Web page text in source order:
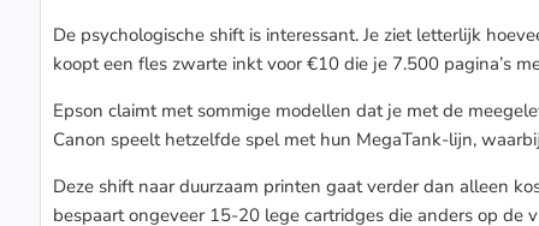
De psychologische shift is interessant. Je ziet letterlijk
koopt een fles zwarte inkt voor €10 die je 7.500 pagina’s
Epson claimt met sommige modellen dat je met de
Canon speelt hetzelfde spel met hun MegaTank-lijn,
Deze shift naar duurzaam printen gaat verder dan alleen
bespaart ongeveer 15-20 lege cartridges die anders op